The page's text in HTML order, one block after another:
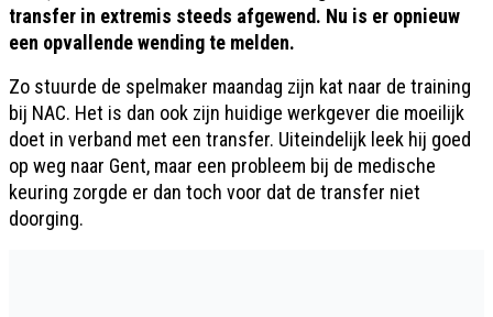
transfer in extremis steeds afgewend. Nu is er opnieuw
een opvallende wending te melden.
Zo stuurde de spelmaker maandag zijn kat naar de training
bij NAC. Het is dan ook zijn huidige werkgever die moeilijk
doet in verband met een transfer. Uiteindelijk leek hij goed
op weg naar Gent, maar een probleem bij de medische
keuring zorgde er dan toch voor dat de transfer niet
doorging.